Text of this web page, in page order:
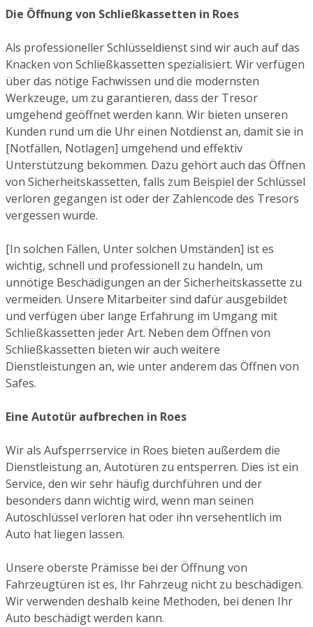
Die Öffnung von Schließkassetten in Roes
Als professioneller Schlüsseldienst sind wir auch auf das
Knacken von Schließkassetten spezialisiert. Wir verfügen
über das nötige Fachwissen und die modernsten
Werkzeuge, um zu garantieren, dass der Tresor
umgehend geöffnet werden kann. Wir bieten unseren
Kunden rund um die Uhr einen Notdienst an, damit sie in
[Notfällen, Notlagen] umgehend und effektiv
Unterstützung bekommen. Dazu gehört auch das Öffnen
von Sicherheitskassetten, falls zum Beispiel der Schlüssel
verloren gegangen ist oder der Zahlencode des Tresors
vergessen wurde.
[In solchen Fällen, Unter solchen Umständen] ist es
wichtig, schnell und professionell zu handeln, um
unnötige Beschädigungen an der Sicherheitskassette zu
vermeiden. Unsere Mitarbeiter sind dafür ausgebildet
und verfügen über lange Erfahrung im Umgang mit
Schließkassetten jeder Art. Neben dem Öffnen von
Schließkassetten bieten wir auch weitere
Dienstleistungen an, wie unter anderem das Öffnen von
Safes.
Eine Autotür aufbrechen in Roes
Wir als Aufsperrservice in Roes bieten außerdem die
Dienstleistung an, Autotüren zu entsperren. Dies ist ein
Service, den wir sehr häufig durchführen und der
besonders dann wichtig wird, wenn man seinen
Autoschlüssel verloren hat oder ihn versehentlich im
Auto hat liegen lassen.
Unsere oberste Prämisse bei der Öffnung von
Fahrzeugtüren ist es, Ihr Fahrzeug nicht zu beschädigen.
Wir verwenden deshalb keine Methoden, bei denen Ihr
Auto beschädigt werden kann.